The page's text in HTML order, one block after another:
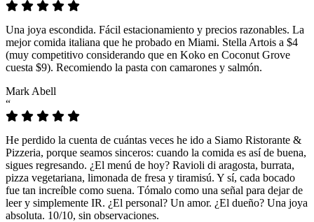
Una joya escondida. Fácil estacionamiento y precios razonables. La
mejor comida italiana que he probado en Miami. Stella Artois a $4
(muy competitivo considerando que en Koko en Coconut Grove
cuesta $9). Recomiendo la pasta con camarones y salmón.
Mark Abell
“
He perdido la cuenta de cuántas veces he ido a Siamo Ristorante &
Pizzeria, porque seamos sinceros: cuando la comida es así de buena,
sigues regresando. ¿El menú de hoy? Ravioli di aragosta, burrata,
pizza vegetariana, limonada de fresa y tiramisú. Y sí, cada bocado
fue tan increíble como suena. Tómalo como una señal para dejar de
leer y simplemente IR. ¿El personal? Un amor. ¿El dueño? Una joya
absoluta. 10/10, sin observaciones.